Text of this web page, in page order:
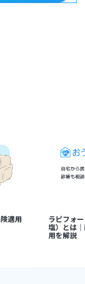
適用
ラピフォ
塩）とは
用を解説